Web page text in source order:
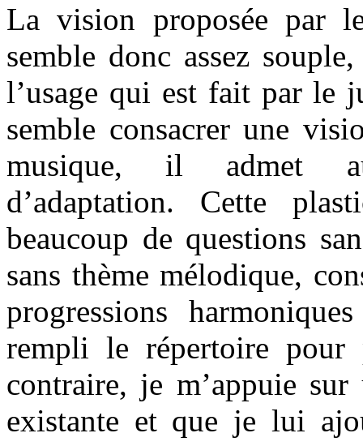
La vision proposée par
semble donc assez
l’usage qui est fait par le
semble consacrer une
musique, il admet
d’adaptation. Cette
beaucoup de questions
sans thème mélodique,
progressions
rempli le répertoire
contraire, je m’appuie sur
existante et que je lui